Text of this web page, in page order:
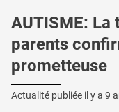
AUTISME: La
parents
prometteuse
Actualité publiée il y a 9